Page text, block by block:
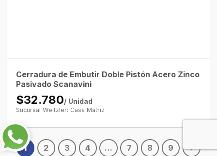
Cerradura de Embutir Doble Pistón Acero Zinco
Pasivado Scanavini
$32.780/ Unidad
Sucursal Weitzler: Casa Matriz
1 2 3 4 … 7 8 9